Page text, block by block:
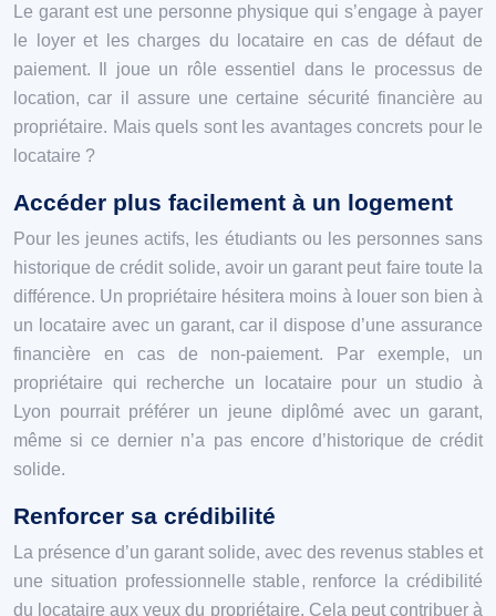
Le garant est une personne physique qui s’engage à payer
le loyer et les charges du locataire en cas de défaut de
paiement. Il joue un rôle essentiel dans le processus de
location, car il assure une certaine sécurité financière au
propriétaire. Mais quels sont les avantages concrets pour le
locataire ?
Accéder plus facilement à un logement
Pour les jeunes actifs, les étudiants ou les personnes sans
historique de crédit solide, avoir un garant peut faire toute la
différence. Un propriétaire hésitera moins à louer son bien à
un locataire avec un garant, car il dispose d’une assurance
financière en cas de non-paiement. Par exemple, un
propriétaire qui recherche un locataire pour un studio à
Lyon pourrait préférer un jeune diplômé avec un garant,
même si ce dernier n’a pas encore d’historique de crédit
solide.
Renforcer sa crédibilité
La présence d’un garant solide, avec des revenus stables et
une situation professionnelle stable, renforce la crédibilité
du locataire aux yeux du propriétaire. Cela peut contribuer à